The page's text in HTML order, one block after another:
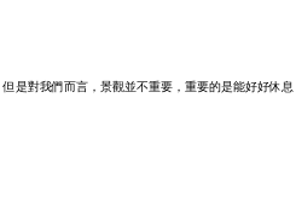
是對我們而言，景觀並不重要，重要的是能好好